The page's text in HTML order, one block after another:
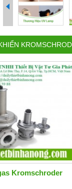
Kromschroder